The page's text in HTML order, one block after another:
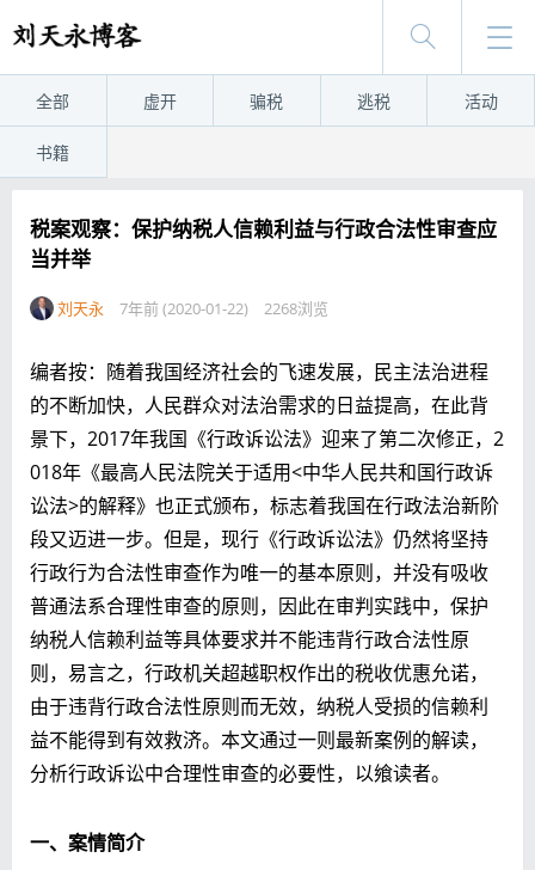
全部 虚开 骗税 逃税 活动
书籍
税案观察：保护纳税人信赖利益与行政合法性审查应
当并举
刘天永 7年前 (2020-01-22) 2268浏览
编者按：随着我国经济社会的飞速发展，民主法治进程
的不断加快，人民群众对法治需求的日益提高，在此背
景下，2017年我国《行政诉讼法》迎来了第二次修正，2
018年《最高人民法院关于适用<中华人民共和国行政诉
讼法>的解释》也正式颁布，标志着我国在行政法治新阶
段又迈进一步。但是，现行《行政诉讼法》仍然将坚持
行政行为合法性审查作为唯一的基本原则，并没有吸收
普通法系合理性审查的原则，因此在审判实践中，保护
纳税人信赖利益等具体要求并不能违背行政合法性原
则，易言之，行政机关超越职权作出的税收优惠允诺，
由于违背行政合法性原则而无效，纳税人受损的信赖利
益不能得到有效救济。本文通过一则最新案例的解读，
分析行政诉讼中合理性审查的必要性，以飨读者。
一、案情简介